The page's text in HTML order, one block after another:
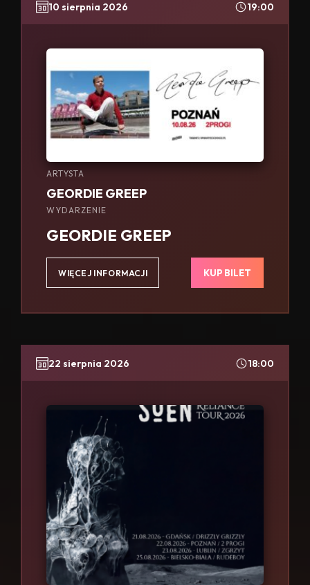
10 sierpnia 2026 19:00
ARTYSTA
GEORDIE GREEP
WYDARZENIE
GEORDIE GREEP
WIĘCEJ INFORMACJI KUP BILET
22 sierpnia 2026 18:00